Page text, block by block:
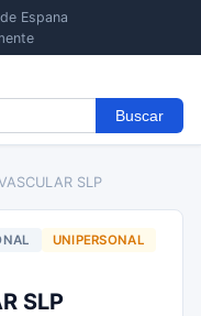
Espana
Buscar
SLP
UNIPERSONAL
SLP